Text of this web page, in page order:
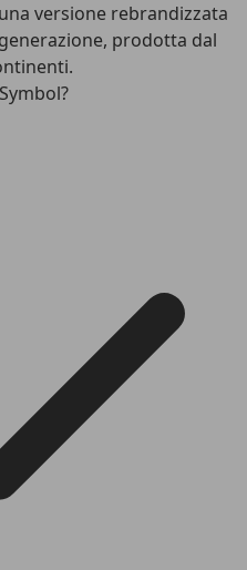
versione rebrandizzata
prodotta dal